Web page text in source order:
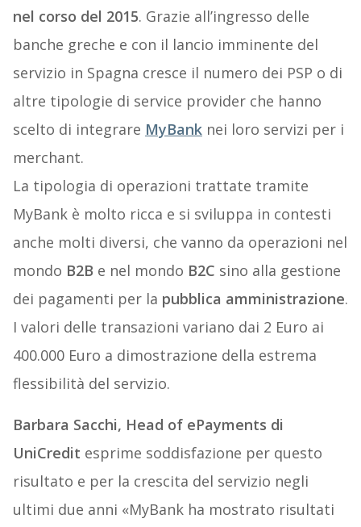
nel corso del 2015. Grazie all’ingresso delle
banche greche e con il lancio imminente del
servizio in Spagna cresce il numero dei PSP o di
altre tipologie di service provider che hanno
scelto di integrare MyBanknei loro servizi per i
merchant.
La tipologia di operazioni trattate tramite
MyBank è molto ricca e si sviluppa in contesti
anche molti diversi, che vanno da operazioni nel
mondo B2B e nel mondo B2C sino alla gestione
dei pagamenti per la pubblica amministrazione.
I valori delle transazioni variano dai 2 Euro ai
400.000 Euro a dimostrazione della estrema
flessibilità del servizio.
Barbara Sacchi, Head of ePayments di
UniCredit esprime soddisfazione per questo
risultato e per la crescita del servizio negli
ultimi due anni «MyBank ha mostrato risultati